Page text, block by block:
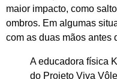
maior impacto, como
ombros. Em algumas
com as duas mãos antes
A educadora física
do Projeto Viva